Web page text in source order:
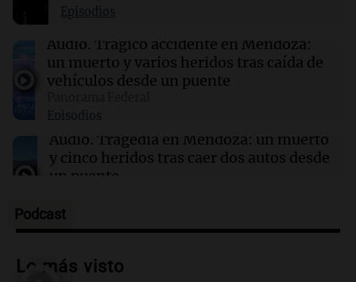
14:23 Una mañana para todos
Voluntarios limpiaron 9.000 metros del río
Suquía y retiraron hasta 800 kilos de basura
por jornada
Matías Pourrain sigue detenido: "Tres
hombres se lo llevaron para hacerle preguntas
y nunca regresó"
Episodios
Audio. Trágico accidente en Mendoza:
un muerto y varios heridos tras caída de
vehículos desde un puente
Episodios
Audio. Tragedia en Mendoza: un muerto
y cinco heridos tras caer dos autos desde
un puente
Episodios
Audio.Messi llegará esta noche a
tras la muerte de su papá
Podcast
Lo más visto